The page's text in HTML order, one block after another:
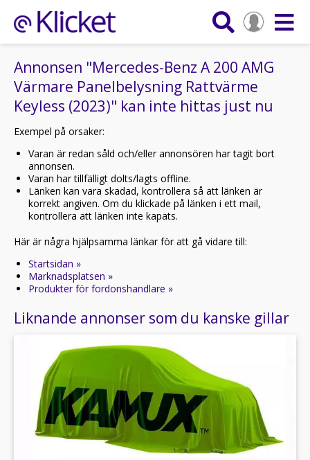
Annonsen "Mercedes-Benz A 200 AMG
Värmare Panelbelysning Rattvärme
Keyless (2023)" kan inte hittas just nu
Exempel på orsaker:
Varan är redan såld och/eller annonsören har tagit bort
annonsen.
Varan har tillfälligt dolts/lagts offline.
Länken kan vara skadad, kontrollera så att länken är
korrekt angiven. Om du klickade på länken i ett mail,
kontrollera att länken inte kapats.
Här är några hjälpsamma länkar för att gå vidare till:
Startsidan »
Marknadsplatsen »
Produkter för fordonshandlare »
Liknande annonser som du kanske gillar